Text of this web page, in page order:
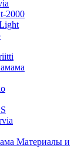
2000
Материалы и